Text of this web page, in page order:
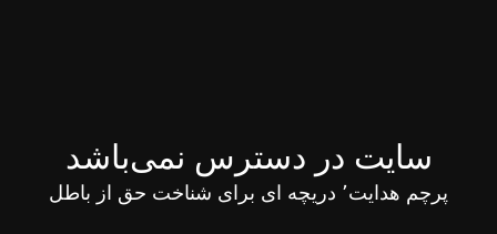
سایت در دسترس نمی‌باشد
پرچم هدایت٬ دریچه ای برای شناخت حق از باطل